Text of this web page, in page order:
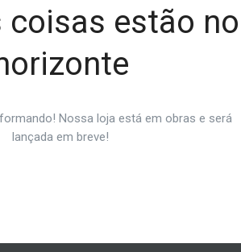
coisas estão no
Nossa loja está em obras e será
lançada em breve!